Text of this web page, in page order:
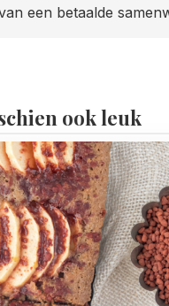
een betaalde
ook leuk